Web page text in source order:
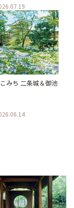
みち 二条城＆御池